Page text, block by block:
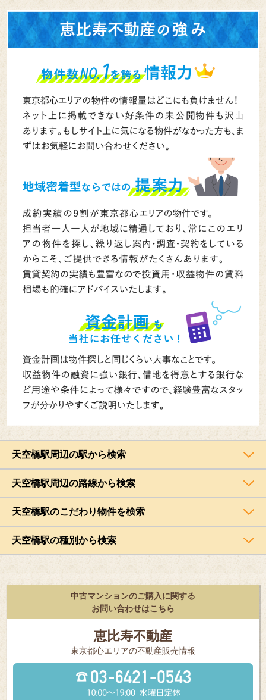
天空橋駅周辺の駅から検索
天空橋駅周辺の路線から検索
天空橋駅のこだわり物件を検索
天空橋駅の種別から検索
中古マンションのご購入に関する
お問い合わせはこちら
恵比寿不動産
東京都⼼エリアの不動産販売情報